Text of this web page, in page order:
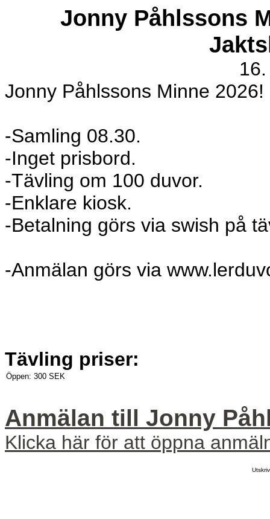
Jonny Påhlssons
Jonny Påhlssons Minne 2026!
-Samling 08.30.
-Inget prisbord.
-Tävling om 100 duvor.
-Enklare kiosk.
-Betalning görs via swish på
-Anmälan görs via
Tävling priser:
Öppen: 300 SEK
Anmälan till Jonny
Klicka här för att öppna